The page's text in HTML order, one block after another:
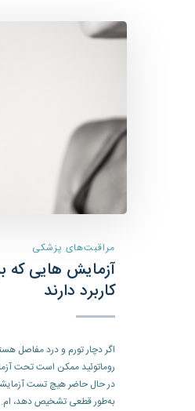
مراقبت‌های پزشکی
آزمایش هایی که
کاربرد دارند
اگر دچار تورم و درد مفاصل
روماتوئید ممکن است تحت
در حال حاضر هیچ تست
به‌طور قطعی تشخیص دهد،